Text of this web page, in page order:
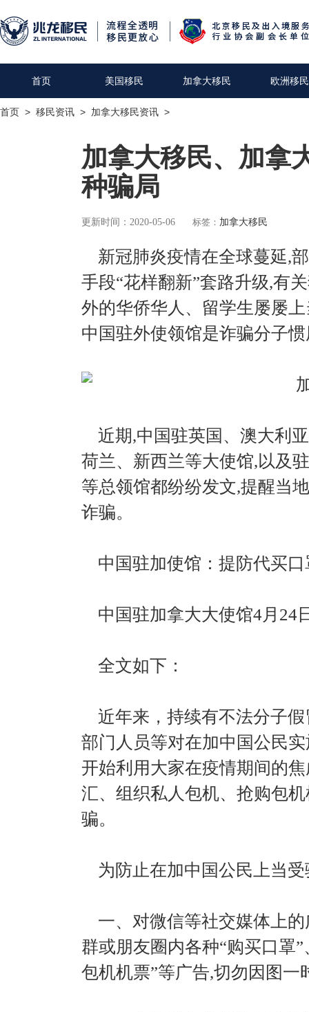
首页 美国移民 加拿大移民 欧洲移民
首页 > 移民资讯 > 加拿大移民资讯 >
加拿大移民、加拿
种骗局
更新时间：2020-05-06 标签： 加拿大移民
新冠肺炎疫情在全球蔓延,
手段“花样翻新”套路升级,有
外的华侨华人、留学生屡屡
中国驻外使领馆是诈骗分子
近期,中国驻英国、澳大利
荷兰、新西兰等大使馆,以及
等总领馆都纷纷发文,提醒当
诈骗。
中国驻加使馆：提防代买
中国驻加拿大大使馆4月24
全文如下：
近年来，持续有不法分子
部门人员等对在加中国公民
开始利用大家在疫情期间的
汇、组织私人包机、抢购包
骗。
为防止在加中国公民上当
一、对微信等社交媒体上
群或朋友圈内各种“购买口罩
包机机票”等广告,切勿因图